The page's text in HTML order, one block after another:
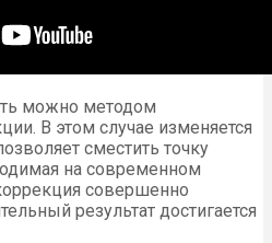
можно методом
В этом случае изменяется
сместить точку
на современном
совершенно
результат достигается